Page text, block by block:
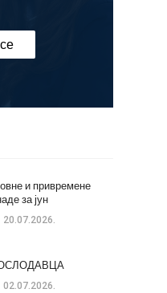
20.07.2026.
и привремене
за јун
02.07.2026.